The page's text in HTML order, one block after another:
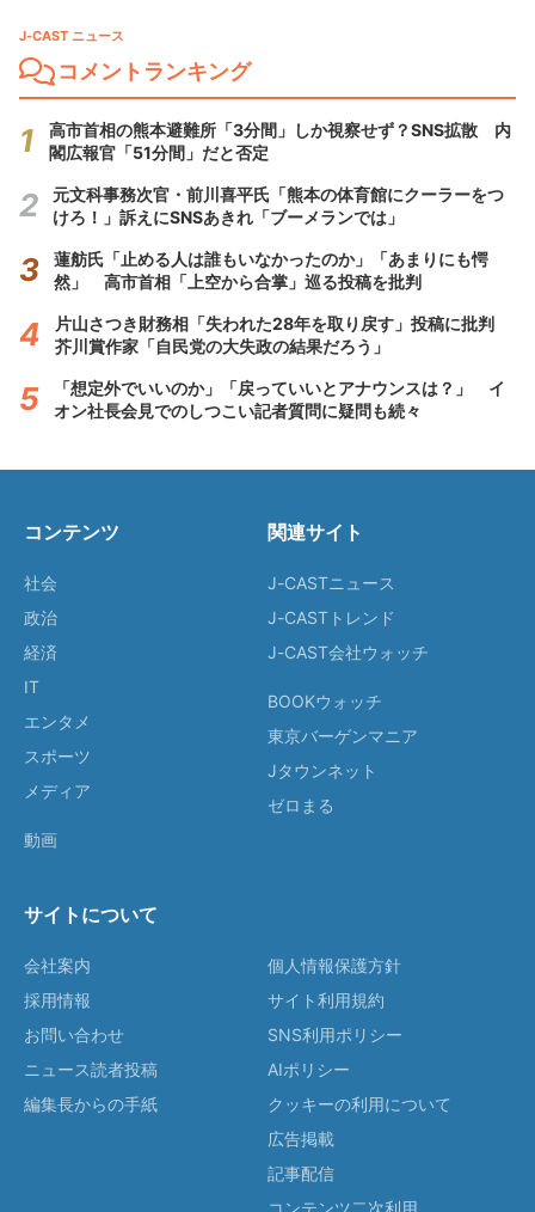
J-CAST ニュース
コメントランキング
高市首相の熊本避難所「3分間」しか視察せず？SNS拡散 内
閣広報官「51分間」だと否定
元文科事務次官・前川喜平氏「熊本の体育館にクーラーをつ
けろ！」訴えにSNSあきれ「ブーメランでは」
蓮舫氏「止める人は誰もいなかったのか」「あまりにも愕
然」 高市首相「上空から合掌」巡る投稿を批判
片山さつき財務相「失われた28年を取り戻す」投稿に批判
芥川賞作家「自民党の大失政の結果だろう」
「想定外でいいのか」「戻っていいとアナウンスは？」 イ
オン社長会見でのしつこい記者質問に疑問も続々
コンテンツ
社会
政治
経済
IT
エンタメ
スポーツ
メディア
動画
関連サイト
J-CASTニュース
J-CASTトレンド
J-CAST会社ウォッチ
BOOKウォッチ
東京バーゲンマニア
Jタウンネット
ゼロまる
サイトについて
会社案内
採用情報
お問い合わせ
ニュース読者投稿
編集長からの手紙
個人情報保護方針
サイト利用規約
SNS利用ポリシー
AIポリシー
クッキーの利用について
広告掲載
記事配信
コンテンツ二次利用